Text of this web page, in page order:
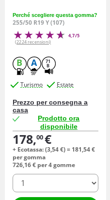
Perché scegliere questa gomma?
255/50 R19 Y (107)
4,7/5
(2224 recensioni)
B A 71
B
Turismo Estate
Prezzo per consegna a
casa
Prodotto ora
disponibile
178,00€
+ Ecotassa: (3,54€) = 181,54€
per gomma
726,16€ per 4 gomme
quantità